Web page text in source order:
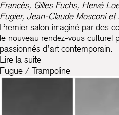
Francès, Gilles Fuchs, Hervé
Fugier, Jean-Claude Mosconi et
Premier salon imaginé par des
le nouveau rend­ez-vous culturel
passionnés d’art contemporain.
Lire la suite
Fugue / Trampoline